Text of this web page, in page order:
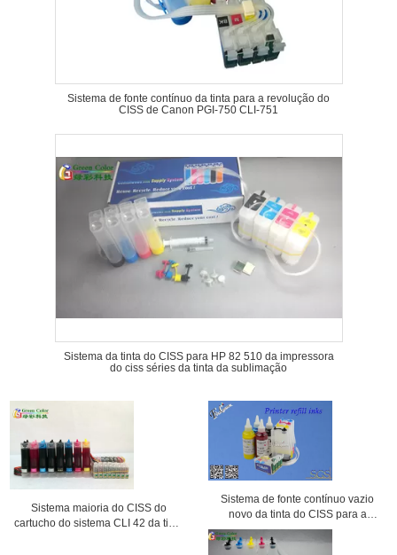
Sistema de fonte contínuo da tinta para a revolução do
CISS de Canon PGI-750 CLI-751
Sistema da tinta do CISS para HP 82 510 da impressora
do ciss séries da tinta da sublimação
Sistema maioria do CISS do
cartucho do sistema CLI 42 da tinta
Sistema de fonte contínuo vazio
novo da tinta do CISS para a
impressora de Epson XP204